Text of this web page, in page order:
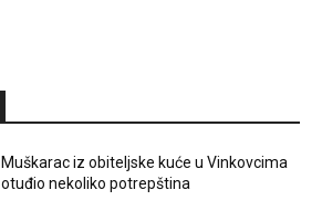
Muškarac iz obiteljske kuće u Vinkovcima
otuđio nekoliko potrepština